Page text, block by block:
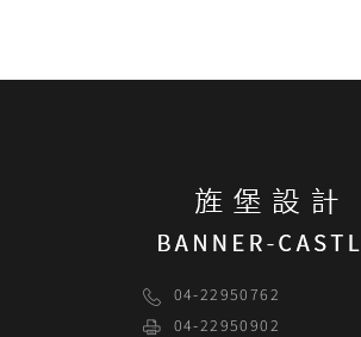
04-22950762
04-22950902